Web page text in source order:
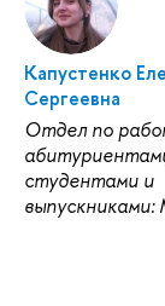
Капустенко
Сергеевна
Отдел по
студентами и